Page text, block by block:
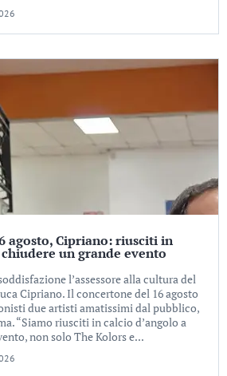
agosto, Cipriano: riusciti in
un grande evento
l’assessore alla cultura del
Cipriano. Il concertone del 16 agosto
due artisti amatissimi dal pubblico,
“Siamo riusciti in calcio d’angolo a
non solo The Kolors e...